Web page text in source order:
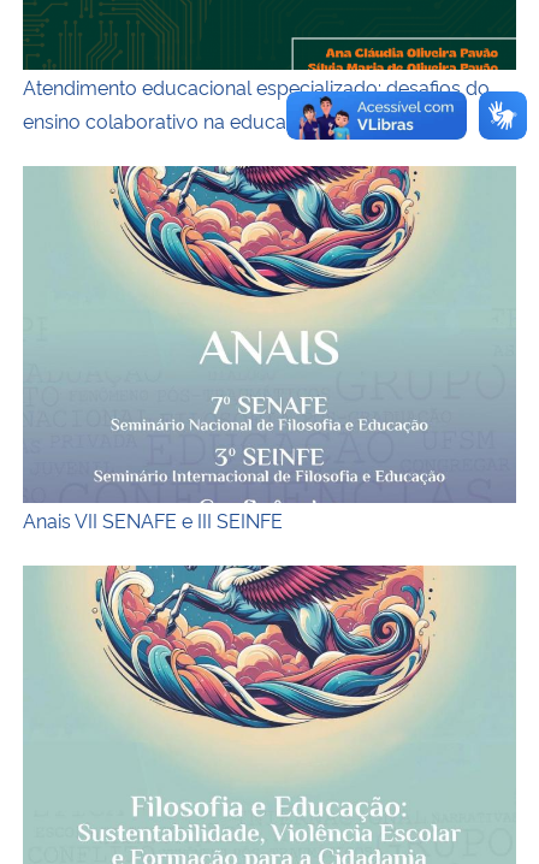
Atendimento educacional especializado: desafios do
ensino colaborativo na educação inclusiva
Anais 7 SENAFE e 3 SEINFE
Anais VII SENAFE e III SEINFE
Capa do ebook Filosofia e Educação